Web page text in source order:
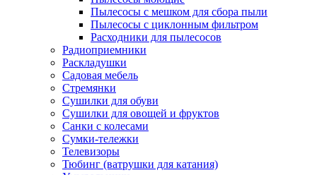
Пылесосы с мешком для сбора пыли
Пылесосы с циклонным фильтром
Расходники для пылесосов
Радиоприемники
Раскладушки
Садовая мебель
Стремянки
Сушилки для обуви
Сушилки для овощей и фруктов
Санки с колесами
Сумки-тележки
Телевизоры
Тюбинг (ватрушки для катания)